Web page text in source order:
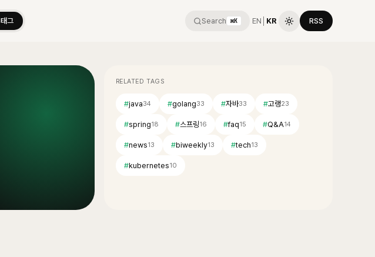
태그 Search ⌘K EN KR RSS
RELATED TAGS
#java34 #golang33 #자바33 #고랭23
#spring18 #스프링16 #faq15 #Q&A14
#news13 #biweekly13 #tech13
#kubernetes10